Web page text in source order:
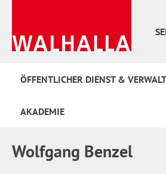
ÖFFENTLICHER DIENST &
AKADEMIE
Wolfgang Benzel